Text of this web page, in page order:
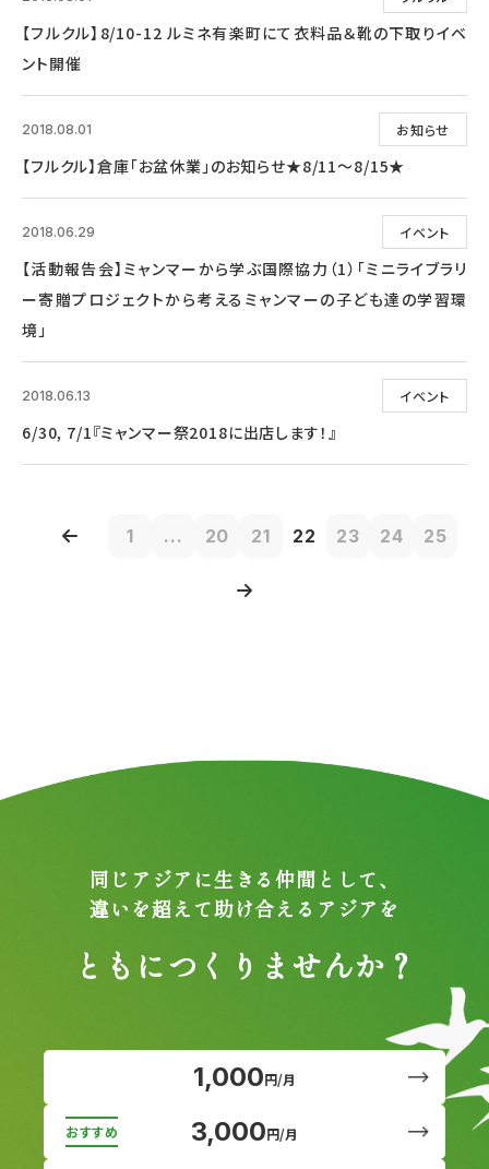
【フルクル】8/10-12 ルミネ有楽町にて衣料品＆靴の下取りイベ
ント開催
お知らせ
2018.08.01
【フルクル】倉庫「お盆休業」のお知らせ★8/11～8/15★
イベント
2018.06.29
【活動報告会】ミャンマーから学ぶ国際協力（1）「ミニライブラリ
ー寄贈プロジェクトから考えるミャンマーの子ども達の学習環
境」
イベント
2018.06.13
6/30, 7/1『ミャンマー祭2018に出店します！』
1 ... 20 21 22 23 24 25
同じアジアに生きる仲間として、
違いを超えて助け合えるアジアを
ともにつくりませんか？
1,000円/月
3,000円/月